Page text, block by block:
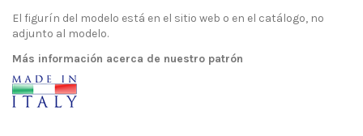
El figurín del modelo está en el sitio web o en el catálogo, no
adjunto al modelo.
Más información acerca de nuestro patrón